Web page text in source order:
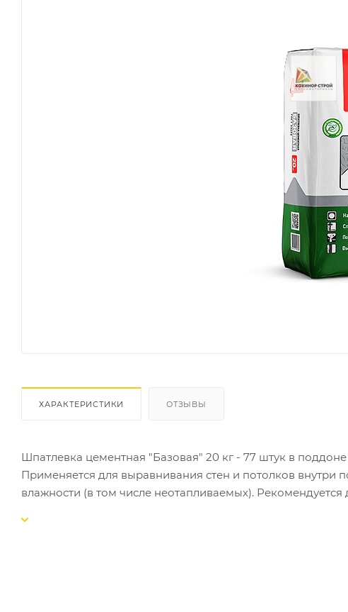
ХАРАКТЕРИСТИКИ ОТЗЫВЫ
Шпатлевка цементная "Базовая" 20 кг - 77 штук в поддоне
Применяется для выравнивания стен и потолков
влажности (в том числе неотапливаемых).